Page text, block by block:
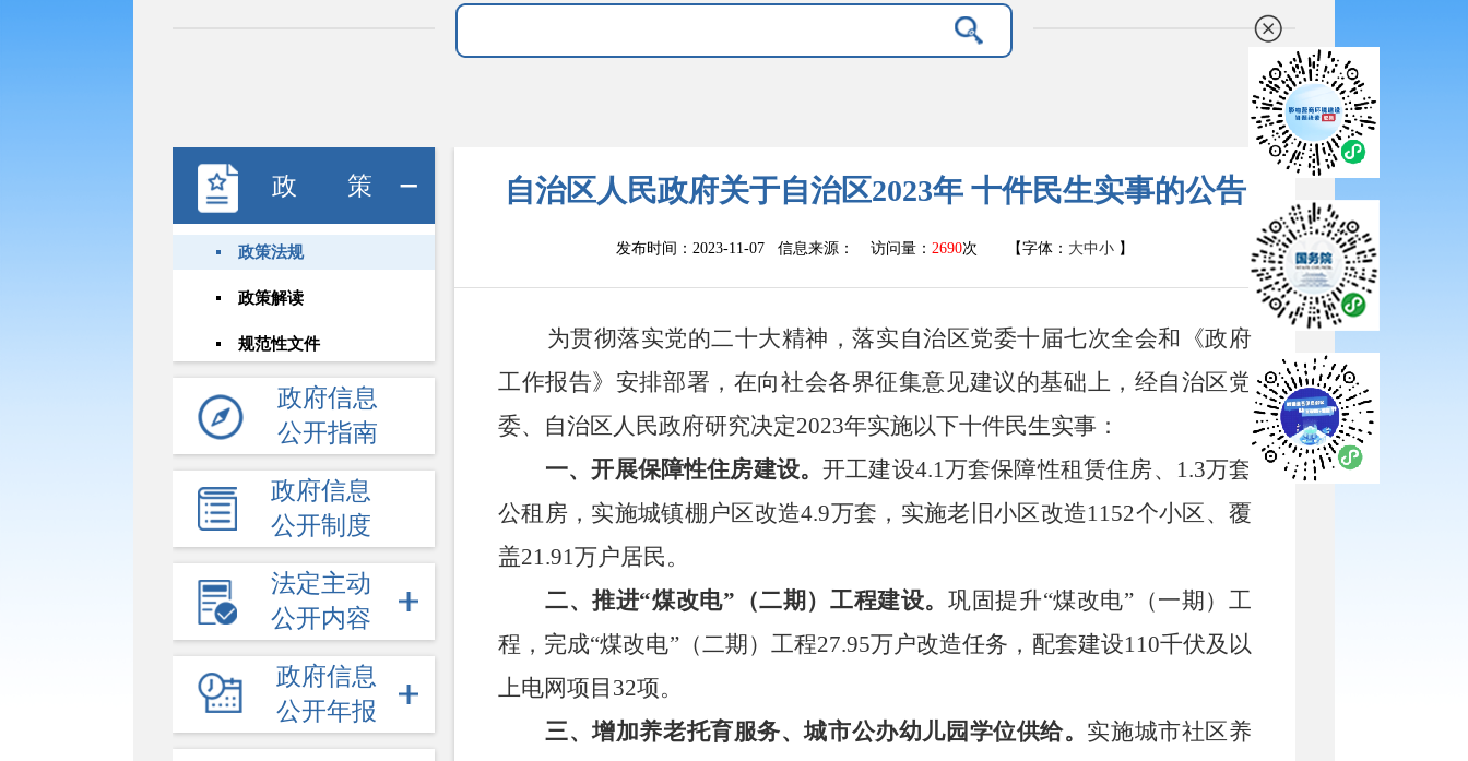
政策
政策法规
政策解读
规范性文件
政府信息
公开指南
政府信息
公开制度
法定主动
公开内容
政府信息
公开年报
自治区人民政府关于自治区2023年 十件民生实事的公告
发布时间：2023-11-07 信息来源： 访问量： 2690次 【字体： 大中小 】
为贯彻落实党的二十大精神，落实自治区党委十届七次全会和《政府
工作报告》安排部署，在向社会各界征集意见建议的基础上，经自治区党
委、自治区人民政府研究决定2023年实施以下十件民生实事：
一、开展保障性住房建设。开工建设4.1万套保障性租赁住房、 1.3万套
公租房，实施城镇棚户区改造4.9万套，实施老旧小区改造1152个小区、覆
盖21.91万户居民。
二、推进“煤改电”（二期）工程建设。巩固提升“煤改电”（一期）工
程，完成“煤改电”（二期）工程27.95万户改造任务，配套建设110千伏及以
上电网项目 32项。
三、增加养老托育服务、城市公办幼儿园学位供给。 实施城市社区养